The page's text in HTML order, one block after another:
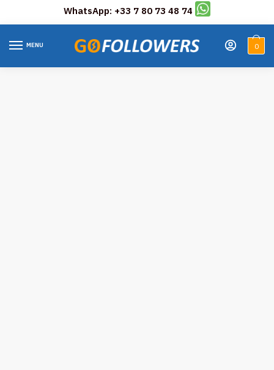
WhatsApp: +33 7 80 73 48 74
MENU 0